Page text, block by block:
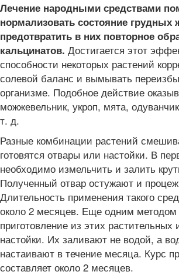
Лечение народными средствами
нормализовать состояние грудных
предотвратить в них повторное
кальцинатов. Достигается этот
способности некоторых растений
солевой баланс и вымывать
организме. Подобное действие
можжевельник, укроп, мята,
т. д.
Разные комбинации растений
готовятся отвары или настойки. В
необходимо измельчить и залить
Полученный отвар остужают и
Длительность применения такого
около 2 месяцев. Еще одним методом
приготовление из этих растительных
настойки. Их заливают не водой, а
настаивают в течение месяца. Курс
составляет около 2 месяцев.